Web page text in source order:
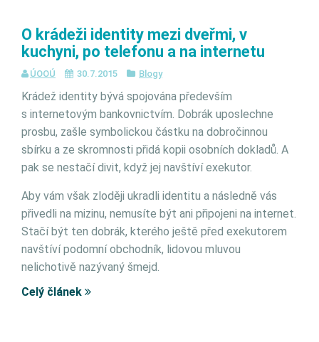
O krádeži identity mezi dveřmi, v
kuchyni, po telefonu a na internetu
ÚOOÚ 30.7.2015 Blogy
Krádež identity bývá spojována především
s internetovým bankovnictvím. Dobrák uposlechne
prosbu, zašle symbolickou částku na dobročinnou
sbírku a ze skromnosti přidá kopii osobních dokladů. A
pak se nestačí divit, když jej navštíví exekutor.
Aby vám však zloději ukradli identitu a následně vás
přivedli na mizinu, nemusíte být ani připojeni na internet.
Stačí být ten dobrák, kterého ještě před exekutorem
navštíví podomní obchodník, lidovou mluvou
nelichotivě nazývaný šmejd.
Celý článek